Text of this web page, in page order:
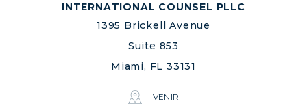
INTERNATIONAL COUNSEL PLLC
1395 Brickell Avenue
Suite 853
Miami, FL 33131
VENIR